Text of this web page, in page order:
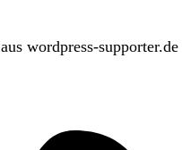
aus wordpress-